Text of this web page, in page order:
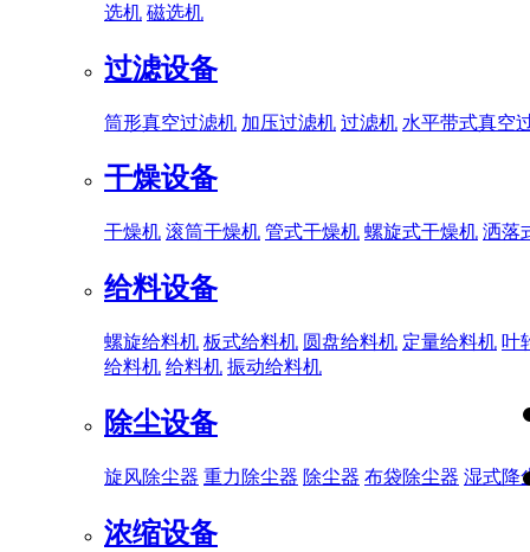
选机 磁选机
过滤设备
筒形真空过滤机 加压过滤机 过滤机 水平带式真空
干燥设备
干燥机 滚筒干燥机 管式干燥机 螺旋式干燥机 洒落
给料设备
螺旋给料机 板式给料机 圆盘给料机 定量给料机 叶
给料机 给料机 振动给料机
除尘设备
旋风除尘器 重力除尘器 除尘器 布袋除尘器 湿式降
浓缩设备